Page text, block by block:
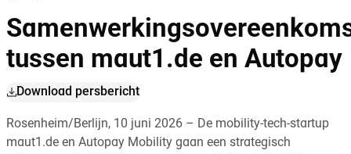
tussen maut1.de en Autopay
Download persbericht
Rosenheim/Berlijn, 10 juni 2026 – De mobility-tech-startup
maut1.de en Autopay Mobility gaan een strategisch